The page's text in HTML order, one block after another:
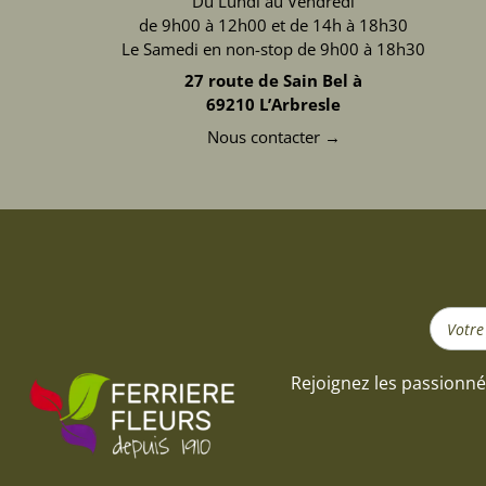
de 9h00 à 12h00 et de 14h à 18h30
Le Samedi en non-stop de 9h00 à 18h30
27 route de Sain Bel à
69210 L’Arbresle
Nous contacter →
Search
...
Rejoignez les